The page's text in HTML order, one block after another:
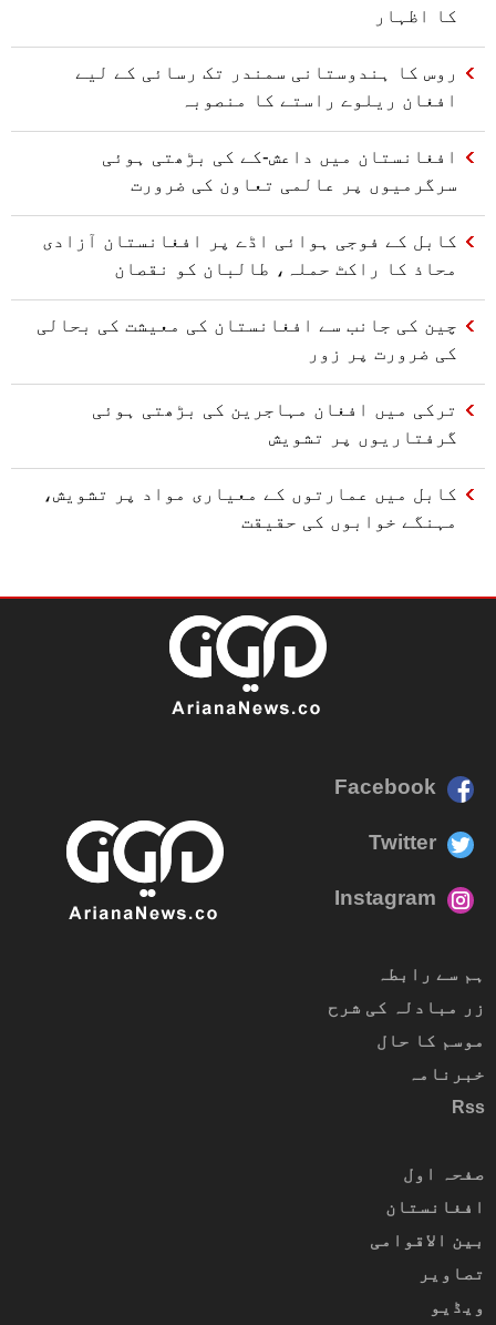
کا اظہار
روس کا ہندوستانی سمندر تک رسائی کے لیے
افغان ریلوے راستے کا منصوبہ
افغانستان میں داعش-کے کی بڑھتی ہوئی
سرگرمیوں پر عالمی تعاون کی ضرورت
کابل کے فوجی ہوائی اڈے پر افغانستان آزادی
محاذ کا راکٹ حملہ، طالبان کو نقصان
چین کی جانب سے افغانستان کی معیشت کی بحالی
کی ضرورت پر زور
ترکی میں افغان مہاجرین کی بڑھتی ہوئی
گرفتاریوں پر تشویش
کابل میں عمارتوں کے معیاری مواد پر تشویش،
مہنگے خوابوں کی حقیقت
Facebook
Twitter
Instagram
ہم سے رابطہ
زر مبادلہ کی شرح
موسم کا حال
خبرنامہ
Rss
صفحہ اول
افغانستان
بین الاقوامی
تصاویر
ویڈیو